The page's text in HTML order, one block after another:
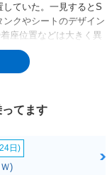
ていた。一見するとS
クやシートのデザイン
座位置などは大きく異
ライディングフォーム
アリングヘッドの角度
ートがデチューンさ
大トルクも3Nm低い
てます
日)
)